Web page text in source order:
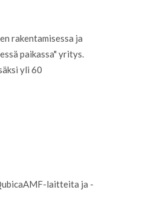
rakentamisessa ja
paikassa" yritys.
yli 60
laitteita ja -